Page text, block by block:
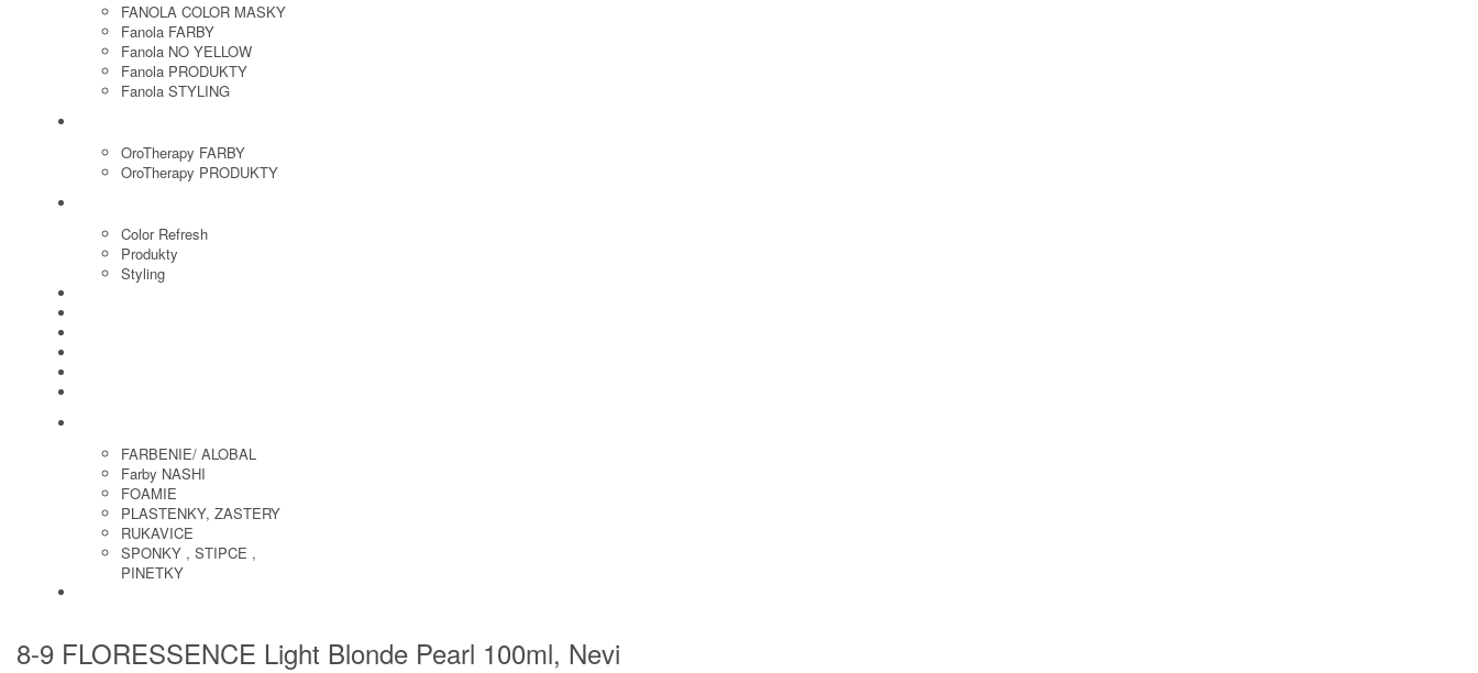
FANOLA COLOR MASKY
Fanola FARBY
Fanola NO YELLOW
Fanola PRODUKTY
Fanola STYLING
OroTherapy FARBY
OroTherapy PRODUKTY
Color Refresh
Produkty
Styling
FARBENIE/ ALOBAL
Farby NASHI
FOAMIE
PLASTENKY, ZASTERY
RUKAVICE
SPONKY , STIPCE ,
PINETKY
8-9 FLORESSENCE Light Blonde Pearl 100ml, Nevi